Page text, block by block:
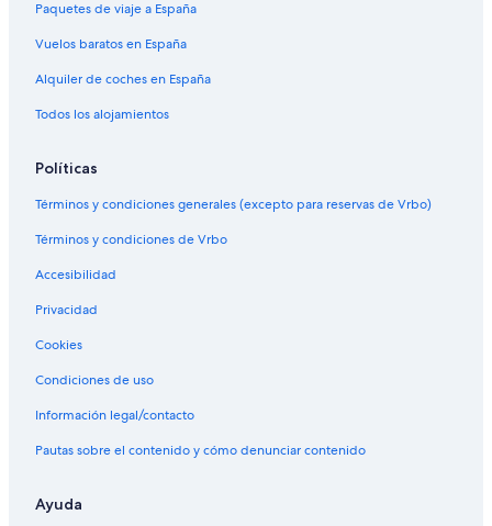
Paquetes de viaje a España
Vuelos baratos en España
Alquiler de coches en España
Todos los alojamientos
Políticas
Términos y condiciones generales (excepto para reservas de Vrbo)
Términos y condiciones de Vrbo
Accesibilidad
Privacidad
Cookies
Condiciones de uso
Información legal/contacto
Pautas sobre el contenido y cómo denunciar contenido
Ayuda